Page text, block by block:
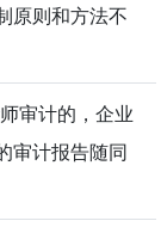
原则和方法不
审计的，企业
审计报告随同